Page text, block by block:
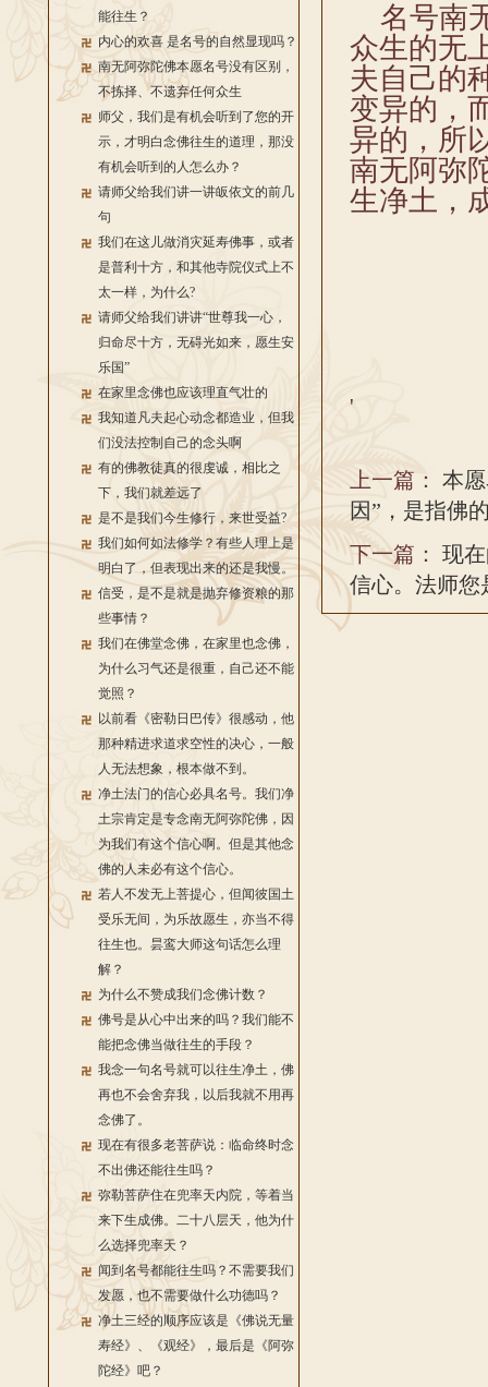
能往生？
内心的欢喜 是名号的自然显现吗？
南无阿弥陀佛本愿名号没有区别，
不拣择、不遗弃任何众生
师父，我们是有机会听到了您的开
示，才明白念佛往生的道理，那没
有机会听到的人怎么办？
请师父给我们讲一讲皈依文的前几
句
我们在这儿做消灾延寿佛事，或者
是普利十方，和其他寺院仪式上不
太一样，为什么?
请师父给我们讲讲“世尊我一心，
归命尽十方，无碍光如来，愿生安
乐国”
在家里念佛也应该理直气壮的
我知道凡夫起心动念都造业，但我
们没法控制自己的念头啊
有的佛教徒真的很虔诚，相比之
下，我们就差远了
是不是我们今生修行，来世受益?
我们如何如法修学？有些人理上是
明白了，但表现出来的还是我慢。
信受，是不是就是抛弃修资粮的那
些事情？
我们在佛堂念佛，在家里也念佛，
为什么习气还是很重，自己还不能
觉照？
以前看《密勒日巴传》很感动，他
那种精进求道求空性的决心，一般
人无法想象，根本做不到。
净土法门的信心必具名号。我们净
土宗肯定是专念南无阿弥陀佛，因
为我们有这个信心啊。但是其他念
佛的人未必有这个信心。
若人不发无上菩提心，但闻彼国土
受乐无间，为乐故愿生，亦当不得
往生也。昙鸾大师这句话怎么理
解？
为什么不赞成我们念佛计数？
佛号是从心中出来的吗？我们能不
能把念佛当做往生的手段？
我念一句名号就可以往生净土，佛
再也不会舍弃我，以后我就不用再
念佛了。
现在有很多老菩萨说：临命终时念
不出佛还能往生吗？
弥勒菩萨住在兜率天内院，等着当
来下生成佛。二十八层天，他为什
么选择兜率天？
闻到名号都能往生吗？不需要我们
发愿，也不需要做什么功德吗？
净土三经的顺序应该是《佛说无量
寿经》、《观经》，最后是《阿弥
陀经》吧？
名号南
众生的无
夫自己的
变异的，
异的，所
南无阿弥
生净土，
'
上一篇： 本
因”，是指佛
下一篇： 现
信心。法师您